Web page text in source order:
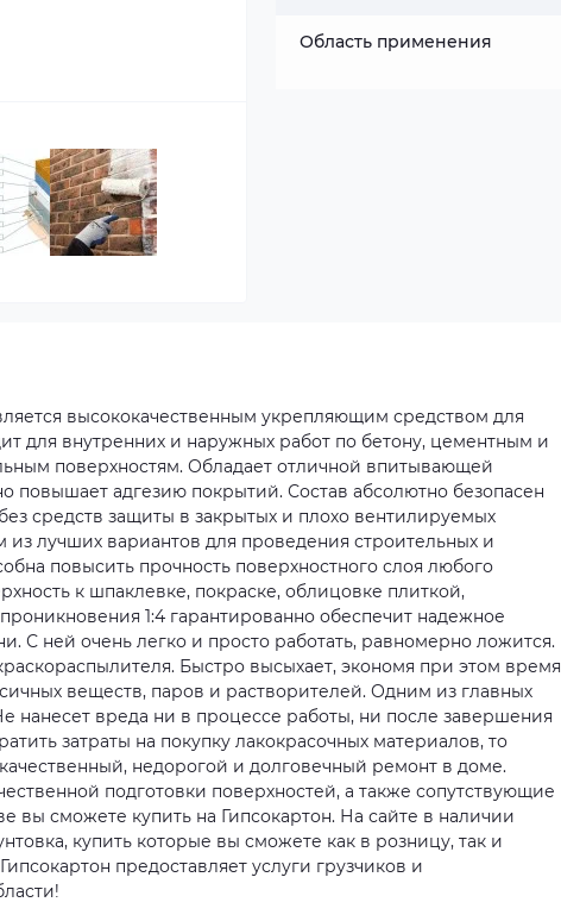
Область применения
высококачественным укрепляющим средством для
для внутренних и наружных работ по бетону, цементным и
поверхностям. Обладает отличной впитывающей
повышает адгезию покрытий. Состав абсолютно безопасен
средств защиты в закрытых и плохо вентилируемых
из лучших вариантов для проведения строительных и
повысить прочность поверхностного слоя любого
к шпаклевке, покраске, облицовке плиткой,
1:4 гарантированно обеспечит надежное
С ней очень легко и просто работать, равномерно ложится.
Быстро высыхает, экономя при этом время
веществ, паров и растворителей. Одним из главных
нанесет вреда ни в процессе работы, ни после завершения
затраты на покупку лакокрасочных материалов, то
недорогой и долговечный ремонт в доме.
подготовки поверхностей, а также сопутствующие
вы сможете купить на Гипсокартон. На сайте в наличии
купить которые вы сможете как в розницу, так и
предоставляет услуги грузчиков и